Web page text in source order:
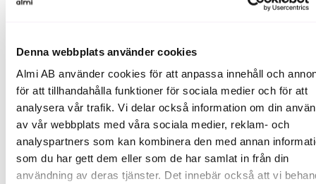
Denna webbplats använder cookies
Almi AB använder cookies för att anpassa innehåll och
för att tillhandahålla funktioner för sociala medier och för att
analysera vår trafik. Vi delar också information om din
av vår webbplats med våra sociala medier, reklam- och
analyspartners som kan kombinera den med annan
som du har gett dem eller som de har samlat in från din
användning av deras tjänster. Det innebär också att vi